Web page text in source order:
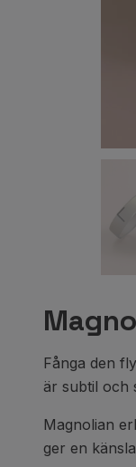
Fånga den
är subtil och
Magnolian
ger en